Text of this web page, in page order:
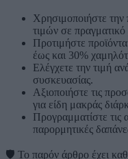
Χρησιμοποιήστε
τιμών σε πραγματικό
Προτιμήστε
έως και 30%
Ελέγχετε την τιμή
συσκευασίας.
Αξιοποιήστε τις
για είδη μακράς
Προγραμματίστε τις
παρορμητικές
🛡️ Το παρόν άρθρο έχει